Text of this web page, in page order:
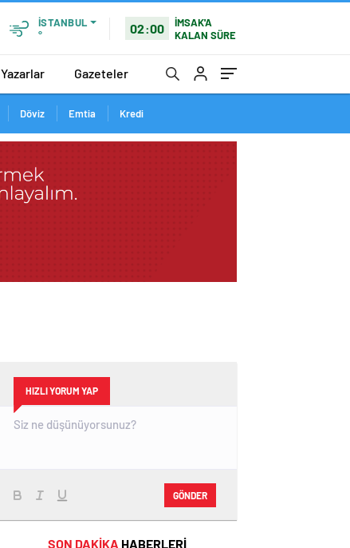
İSTANBUL
°
02:00
İMSAK'A
KALAN SÜRE
Yazarlar Gazeteler
Döviz Emtia Kredi
HIZLI YORUM YAP
GÖNDER
SON DAKİKA HABERLERİ